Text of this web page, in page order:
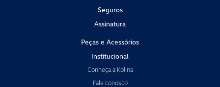
Seguros
Assinatura
Peças e Acessórios
Institucional
Conheça a Kolina
Fale conosco